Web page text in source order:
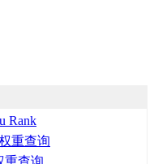
Rank
重查询
重查询